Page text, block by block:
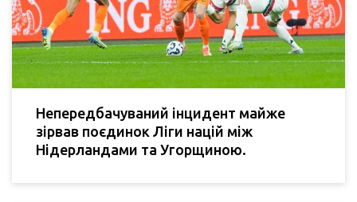
Непередбачуваний інцидент майже
зірвав поєдинок Ліги націй між
Нідерландами та Угорщиною.